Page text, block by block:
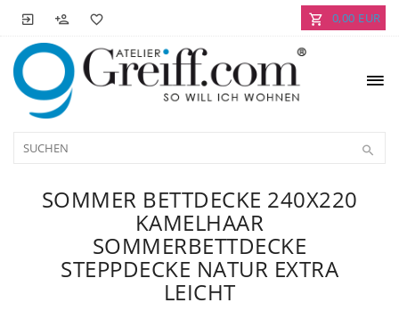
0,00 EUR
SOMMER BETTDECKE 240X220
KAMELHAAR
SOMMERBETTDECKE
STEPPDECKE NATUR EXTRA
LEICHT